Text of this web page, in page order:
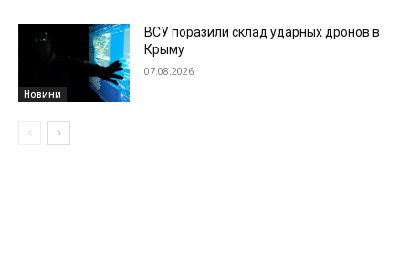
Новини
ВСУ поразили склад ударных дронов в
Крыму
07.08.2026